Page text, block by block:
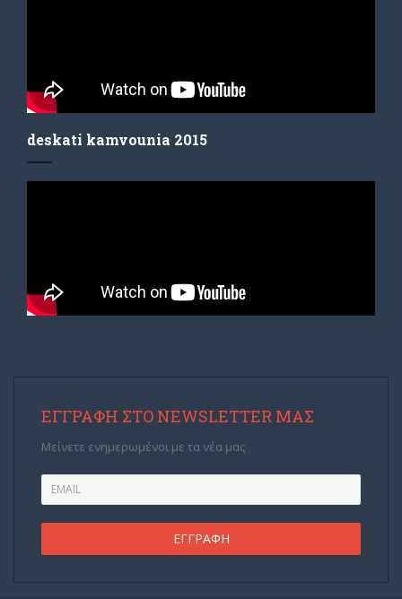
deskati kamvounia 2015
ΕΓΓΡΑΦΉ ΣΤΟ NEWSLETTER ΜΑΣ
Μείνετε ενημερωμένοι με τα νέα μας